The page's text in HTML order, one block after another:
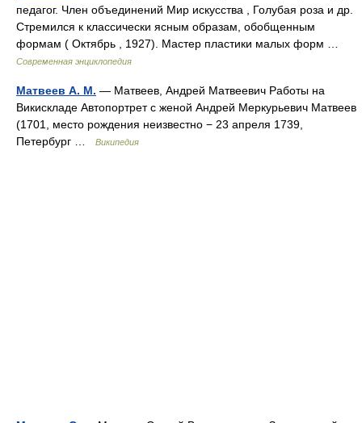
педагог. Член объединений Мир искусства , Голубая роза и др.
Стремился к классически ясным образам, обобщенным
формам ( Октябрь , 1927). Мастер пластики малых форм …
Современная энциклопедия
Матвеев А. М. — Матвеев, Андрей Матвеевич Работы на
Викискладе Автопортрет с женой Андрей Меркурьевич Матвеев
(1701, место рождения неизвестно − 23 апреля 1739,
Петербург …
Википедия